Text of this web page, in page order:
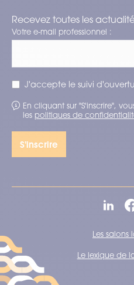
Recevez toutes les
Votre e-mail professionnel :
J'accepte le suivi
En cliquant sur "S'inscrire",
les politiques de
Les salons
Le lexique de